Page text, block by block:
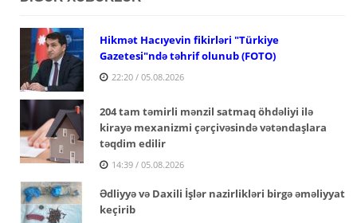
Hikmət Hacıyevin fikirləri "Türkiye
Gazetesi"ndə təhrif olunub (FOTO)
22:20 / 05.08.2026
204 tam təmirli mənzil satmaq öhdəliyi ilə
kirayə mexanizmi çərçivəsində vətəndaşlara
təqdim edilir
14:39 / 05.08.2026
Ədliyyə və Daxili İşlər nazirlikləri birgə əməliyyat
keçirib